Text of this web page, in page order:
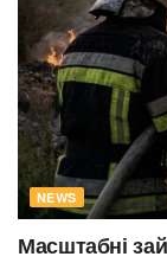
NEWS
Масштабні